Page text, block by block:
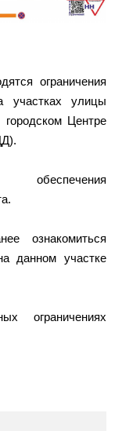
ограничения
участках улицы
Центре
ознакомиться
данном участке
ограничениях